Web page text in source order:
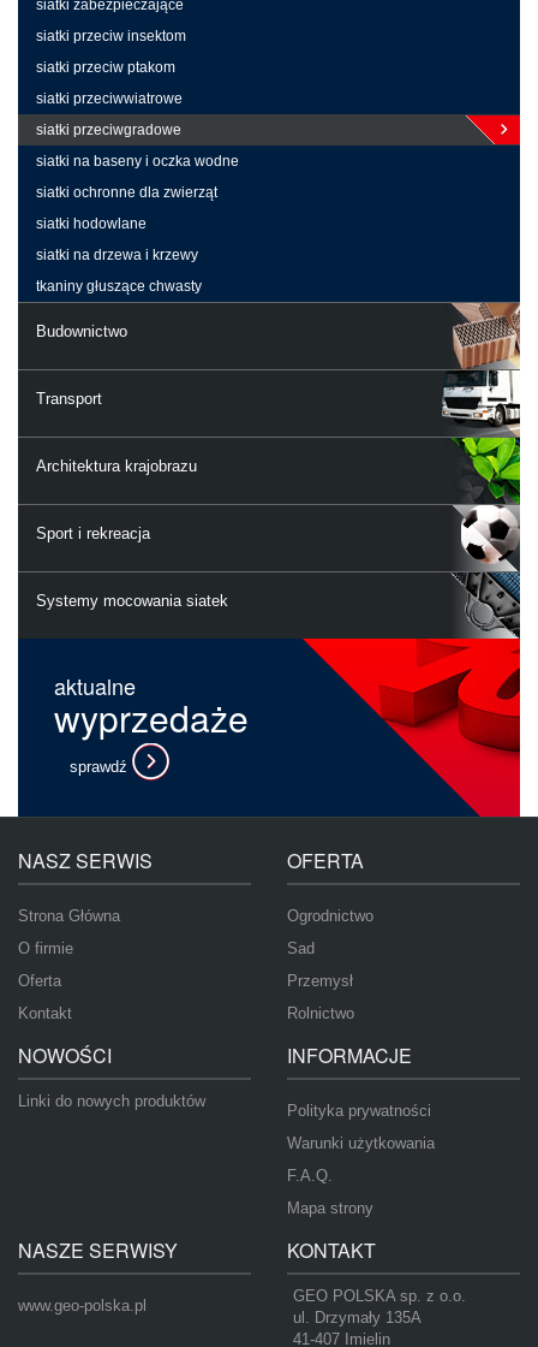
siatki zabezpieczające
siatki przeciw insektom
siatki przeciw ptakom
siatki przeciwwiatrowe
siatki przeciwgradowe
siatki na baseny i oczka wodne
siatki ochronne dla zwierząt
siatki hodowlane
siatki na drzewa i krzewy
tkaniny głuszące chwasty
Budownictwo
Transport
Architektura krajobrazu
Sport i rekreacja
Systemy mocowania siatek
aktualne
wyprzedaże
sprawdź
NASZ SERWIS
Strona Główna
O firmie
Oferta
Kontakt
OFERTA
Ogrodnictwo
Sad
Przemysł
Rolnictwo
NOWOŚCI
Linki do nowych produktów
INFORMACJE
Polityka prywatności
Warunki użytkowania
F.A.Q.
Mapa strony
NASZE SERWISY
www.geo-polska.pl
KONTAKT
GEO POLSKA sp. z o.o.
ul. Drzymały 135A
41-407 Imielin